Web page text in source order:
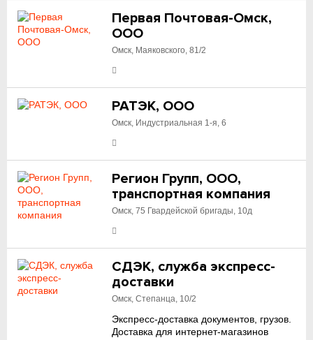
Первая Почтовая-Омск,
ООО
Омск, Маяковского, 81/2
РАТЭК, ООО
Омск, Индустриальная 1-я, 6
Регион Групп, ООО,
транспортная компания
Омск, 75 Гвардейской бригады, 10д
СДЭК, служба экспресс-
доставки
Омск, Степанца, 10/2
Экспресс-доставка документов, грузов.
Доставка для интернет-магазинов